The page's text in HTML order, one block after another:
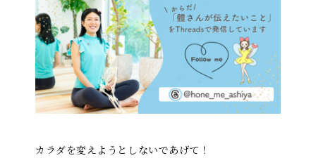
カラダを変えようとしないであげて！